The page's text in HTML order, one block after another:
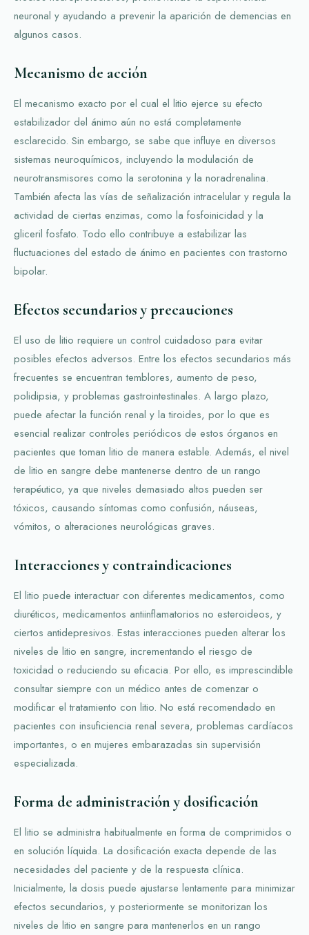
neuronal y ayudando a prevenir la aparición de demencias en
algunos casos.
Mecanismo de acción
El mecanismo exacto por el cual el litio ejerce su efecto
estabilizador del ánimo aún no está completamente
esclarecido. Sin embargo, se sabe que influye en diversos
sistemas neuroquímicos, incluyendo la modulación de
neurotransmisores como la serotonina y la noradrenalina.
También afecta las vías de señalización intracelular y regula la
actividad de ciertas enzimas, como la fosfoinicidad y la
gliceril fosfato. Todo ello contribuye a estabilizar las
fluctuaciones del estado de ánimo en pacientes con trastorno
bipolar.
Efectos secundarios y precauciones
El uso de litio requiere un control cuidadoso para evitar
posibles efectos adversos. Entre los efectos secundarios más
frecuentes se encuentran temblores, aumento de peso,
polidipsia, y problemas gastrointestinales. A largo plazo,
puede afectar la función renal y la tiroides, por lo que es
esencial realizar controles periódicos de estos órganos en
pacientes que toman litio de manera estable. Además, el nivel
de litio en sangre debe mantenerse dentro de un rango
terapéutico, ya que niveles demasiado altos pueden ser
tóxicos, causando síntomas como confusión, náuseas,
vómitos, o alteraciones neurológicas graves.
Interacciones y contraindicaciones
El litio puede interactuar con diferentes medicamentos, como
diuréticos, medicamentos antiinflamatorios no esteroideos, y
ciertos antidepresivos. Estas interacciones pueden alterar los
niveles de litio en sangre, incrementando el riesgo de
toxicidad o reduciendo su eficacia. Por ello, es imprescindible
consultar siempre con un médico antes de comenzar o
modificar el tratamiento con litio. No está recomendado en
pacientes con insuficiencia renal severa, problemas cardíacos
importantes, o en mujeres embarazadas sin supervisión
especializada.
Forma de administración y dosificación
El litio se administra habitualmente en forma de comprimidos o
en solución líquida. La dosificación exacta depende de las
necesidades del paciente y de la respuesta clínica.
Inicialmente, la dosis puede ajustarse lentamente para minimizar
efectos secundarios, y posteriormente se monitorizan los
niveles de litio en sangre para mantenerlos en un rango